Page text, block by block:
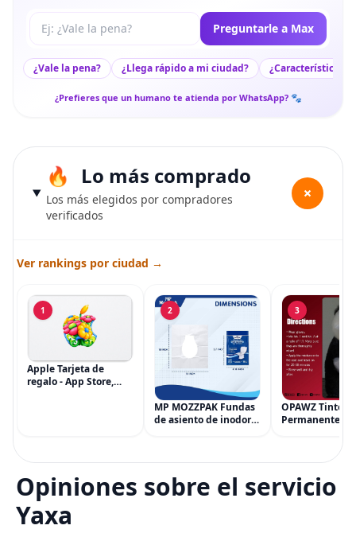
Tu pregunta a Max Preguntarle a Max
¿Vale la pena? ¿Llega rápido a mi ciudad? ¿Características
¿Prefieres que un humano te atienda por WhatsApp? 🐾
Lo más comprado
Los más elegidos por compradores
verificados
+
Ver rankings por ciudad →
1
Apple Tarjeta de
regalo - App Store,
2
MP MOZZPAK Fundas
de asiento de inodoro
para entrenamiento
3
OPAWZ Tinte
Permanente
Tinte para
Peluquería
una Década,
Opiniones sobre el servicio
Yaxa